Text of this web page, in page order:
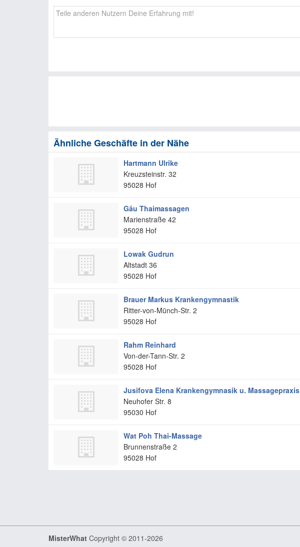
Ähnliche Geschäfte in der Nähe
Hartmann Ulrike
Kreuzsteinstr. 32
95028 Hof
Gäu Thaimassagen
Marienstraße 42
95028 Hof
Lowak Gudrun
Altstadt 36
95028 Hof
Brauer Markus Krankengymnastik
Ritter-von-Münch-Str. 2
95028 Hof
Rahm Reinhard
Von-der-Tann-Str. 2
95028 Hof
Jusifova Elena Krankengymnasik u. Massagepraxis
Neuhofer Str. 8
95030 Hof
Wat Poh Thai-Massage
Brunnenstraße 2
95028 Hof
MisterWhat Copyright © 2011-2026